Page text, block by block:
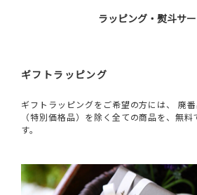
ラッピング・熨斗サ
ギフトラッピング
ギフトラッピングをご希望の方には、 廃
（特別価格品）を除く全ての商品を、無
す。